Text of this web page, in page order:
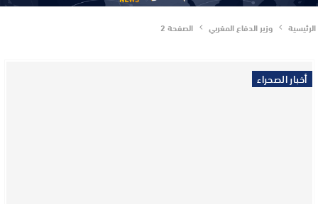
الرئيسية وزير الدفاع المغربي الصفحة 2
أخبار الصحراء